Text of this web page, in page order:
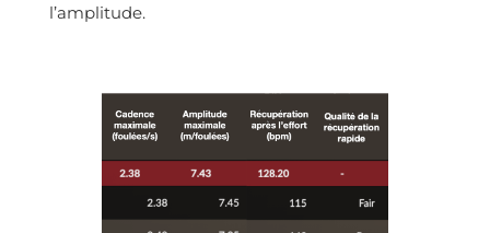
l’amplitude.